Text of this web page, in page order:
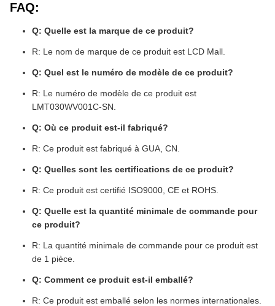
FAQ:
Q: Quelle est la marque de ce produit?
R: Le nom de marque de ce produit est LCD Mall.
Q: Quel est le numéro de modèle de ce produit?
R: Le numéro de modèle de ce produit est
LMT030WV001C-SN.
Q: Où ce produit est-il fabriqué?
R: Ce produit est fabriqué à GUA, CN.
Q: Quelles sont les certifications de ce produit?
R: Ce produit est certifié ISO9000, CE et ROHS.
Q: Quelle est la quantité minimale de commande pour
ce produit?
R: La quantité minimale de commande pour ce produit est
de 1 pièce.
Q: Comment ce produit est-il emballé?
R: Ce produit est emballé selon les normes internationales.